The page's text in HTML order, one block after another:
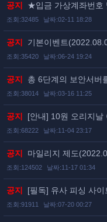
공지 ★입금 가상계좌번호
조회:32485 날짜:02-11 18:28
공지 기본이벤트
조회:35420 날짜:06-24 19:24
공지 총 6단계의 보안서버
조회:38014 날짜:03-16 11:25
공지 [안내] 10원 오리지날
조회:68222 날짜:11-04 23:17
공지 마일리지 제도
조회:124502 날짜:11-17 01:34
공지 [필독] 유사 피싱 사이
조회:91911 날짜:07-20 00:27